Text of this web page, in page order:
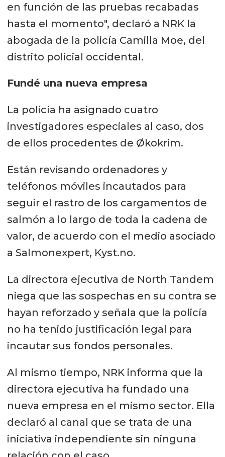
en función de las pruebas recabadas
hasta el momento", declaró a NRK la
abogada de la policía Camilla Moe, del
distrito policial occidental.
Fundé una nueva empresa
La policía ha asignado cuatro
investigadores especiales al caso, dos
de ellos procedentes de Økokrim.
Están revisando ordenadores y
teléfonos móviles incautados para
seguir el rastro de los cargamentos de
salmón a lo largo de toda la cadena de
valor, de acuerdo con el medio asociado
a Salmonexpert, Kyst.no.
La directora ejecutiva de North Tandem
niega que las sospechas en su contra se
hayan reforzado y señala que la policía
no ha tenido justificación legal para
incautar sus fondos personales.
Al mismo tiempo, NRK informa que la
directora ejecutiva ha fundado una
nueva empresa en el mismo sector. Ella
declaró al canal que se trata de una
iniciativa independiente sin ninguna